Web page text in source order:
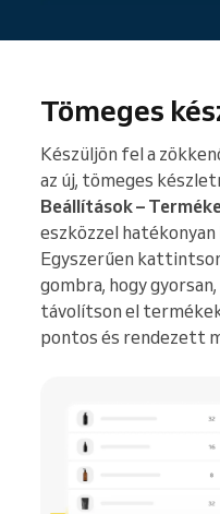
Tömeges
Készüljön fel a
az új, tömeges
Beállítások –
eszközzel
Egyszerűen
gombra, hogy
távolítson el
pontos és rendezett